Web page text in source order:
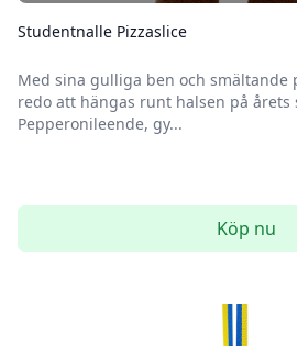
Studentnalle Pizzaslice
Med sina gulliga ben och smältande
redo att hängas runt halsen på årets
Pepperonileende, gy...
Köp nu